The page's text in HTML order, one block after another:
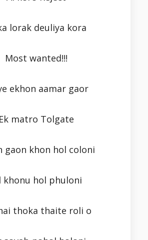
lorak deuliya kora
Most wanted!!!
ekhon aamar gaor
Ek matro Tolgate
gaon khon hol coloni
khonu hol phuloni
thoka thaite roli o